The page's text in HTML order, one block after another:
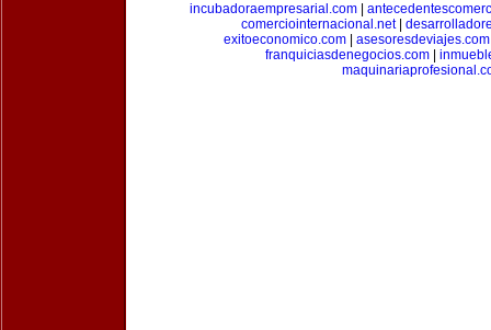
incubadoraempresarial.com
comerciointernacional.net|
exitoeconomico.com| asesoresdeviajes.com
franquiciasdenegocios.com|